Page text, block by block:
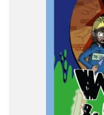
9788723575074